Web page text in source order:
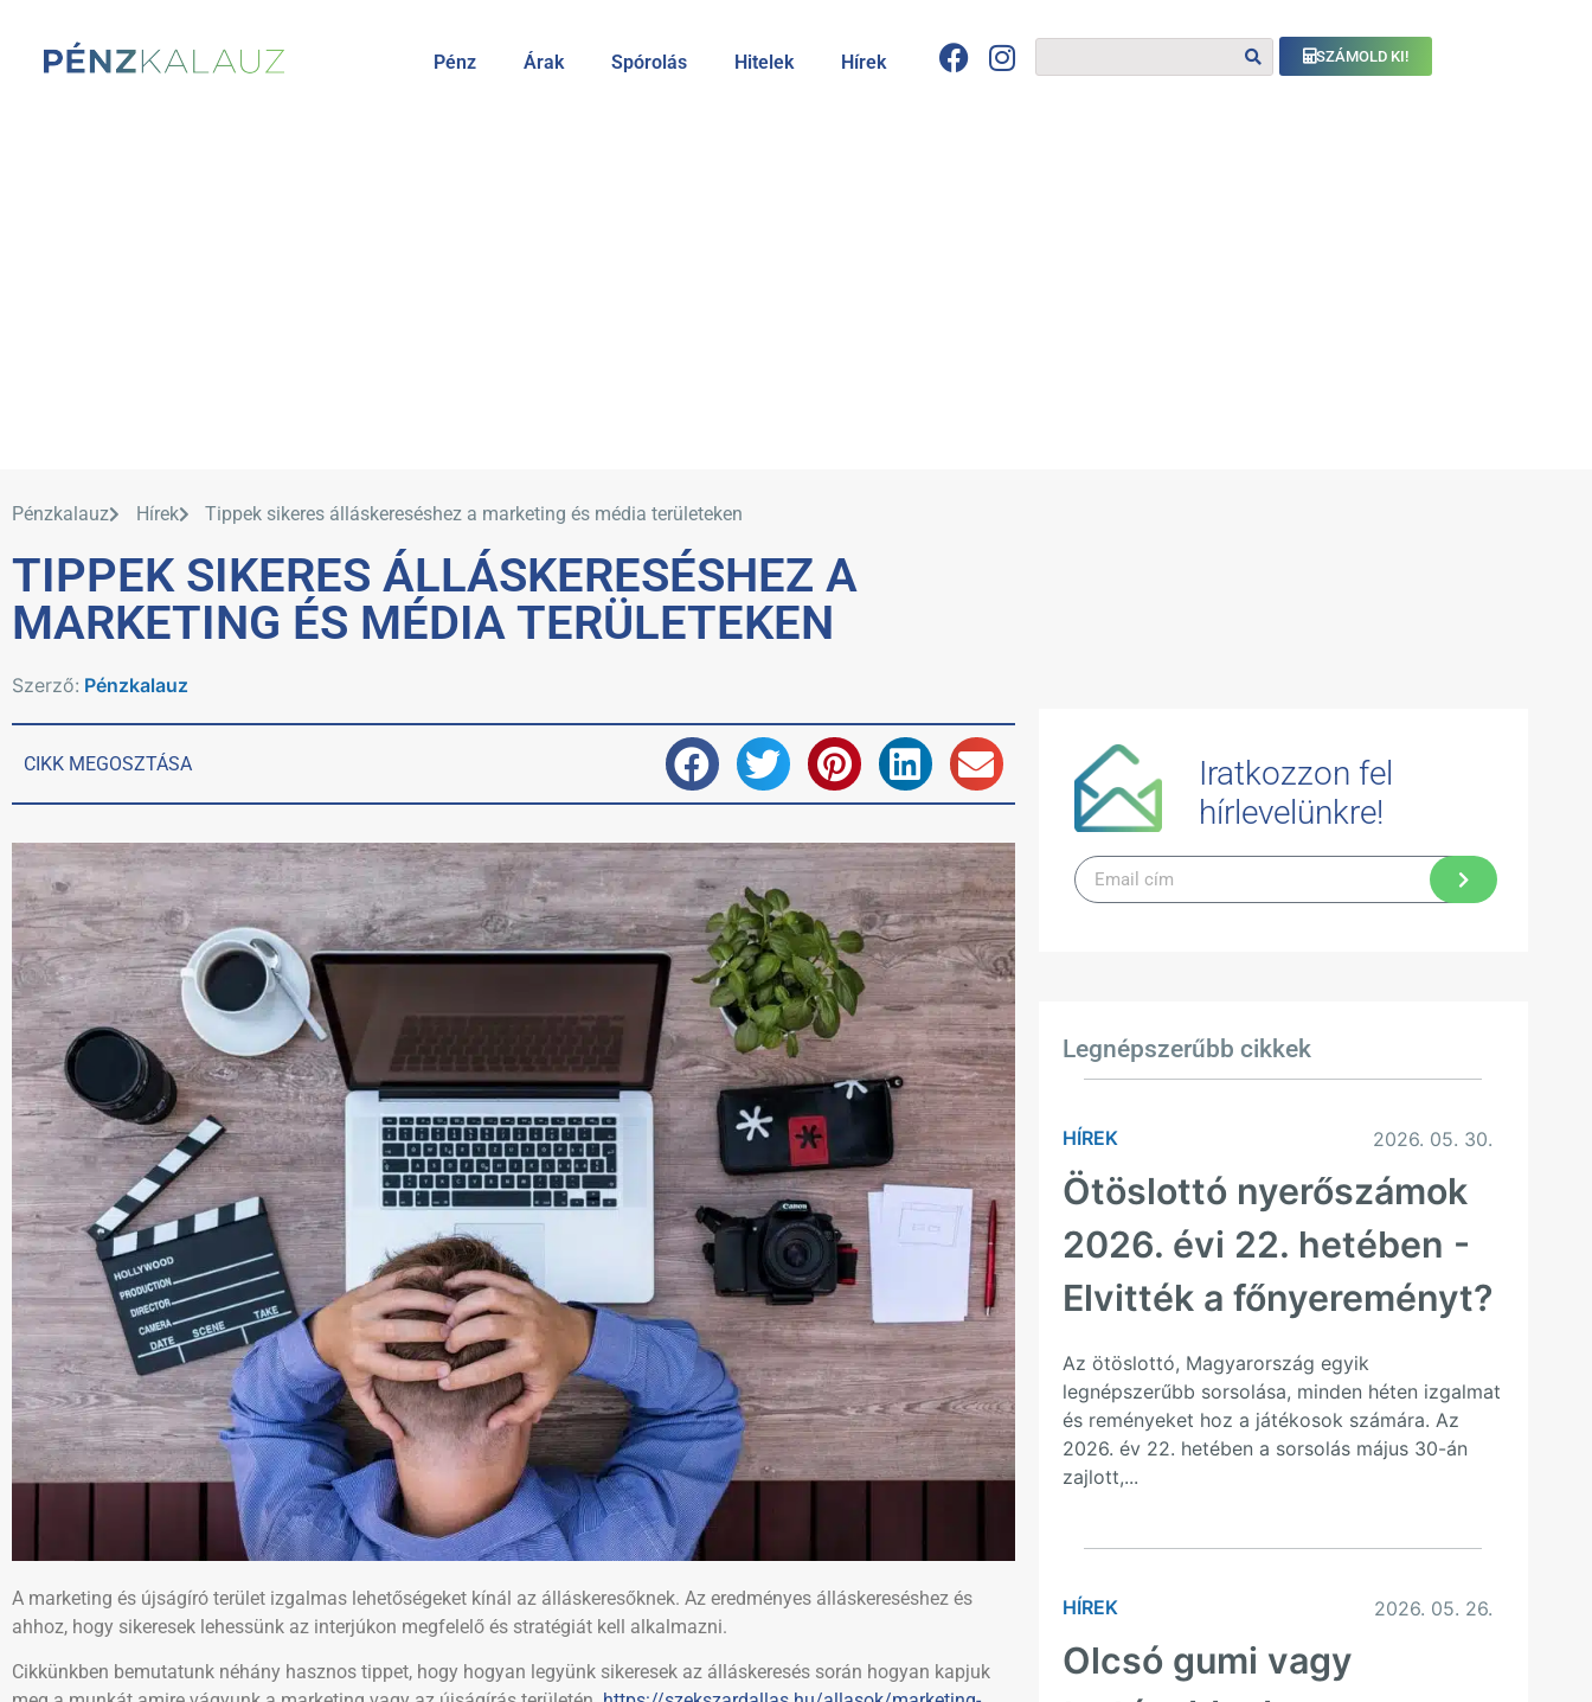
Pénz Árak Spórolás Hitelek Hírek SZÁMOLD KI!
Pénzkalauz Hírek Tippek sikeres álláskereséshez a marketing és média területeken
TIPPEK SIKERES ÁLLÁSKERESÉSHEZ A
MARKETING ÉS MÉDIA TERÜLETEKEN
Szerző: Pénzkalauz
CIKK MEGOSZTÁSA
A marketing és újságíró terület izgalmas lehetőségeket kínál az álláskeresőknek. Az eredményes álláskereséshez és
ahhoz, hogy sikeresek lehessünk az interjúkon megfelelő és stratégiát kell alkalmazni.
Cikkünkben bemutatunk néhány hasznos tippet, hogy hogyan legyünk sikeresek az álláskeresés során hogyan kapjuk
Iratkozzon fel
hírlevelünkre!
Legnépszerűbb cikkek
HÍREK 2026. 05. 30.
Ötöslottó nyerőszámok
2026. évi 22. hetében -
Elvitték a főnyereményt?
Az ötöslottó, Magyarország egyik
legnépszerűbb sorsolása, minden héten izgalmat
és reményeket hoz a játékosok számára. Az
2026. év 22. hetében a sorsolás május 30-án
zajlott,...
HÍREK 2026. 05. 26.
Olcsó gumi vagy